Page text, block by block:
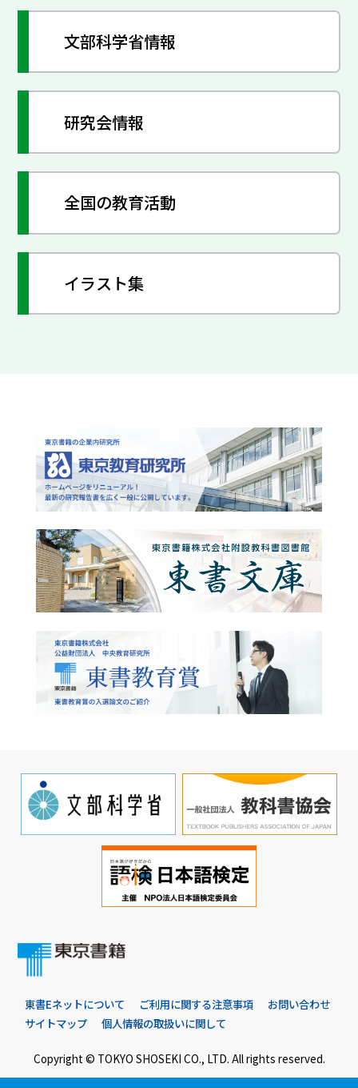
文部科学省情報
研究会情報
全国の教育活動
イラスト集
東書Eネットについて ご利用に関する注意事項
お問い合わせ
サイトマップ
個人情報の取扱いに関して
Copyright © TOKYO SHOSEKI CO., LTD. All rights reserved.